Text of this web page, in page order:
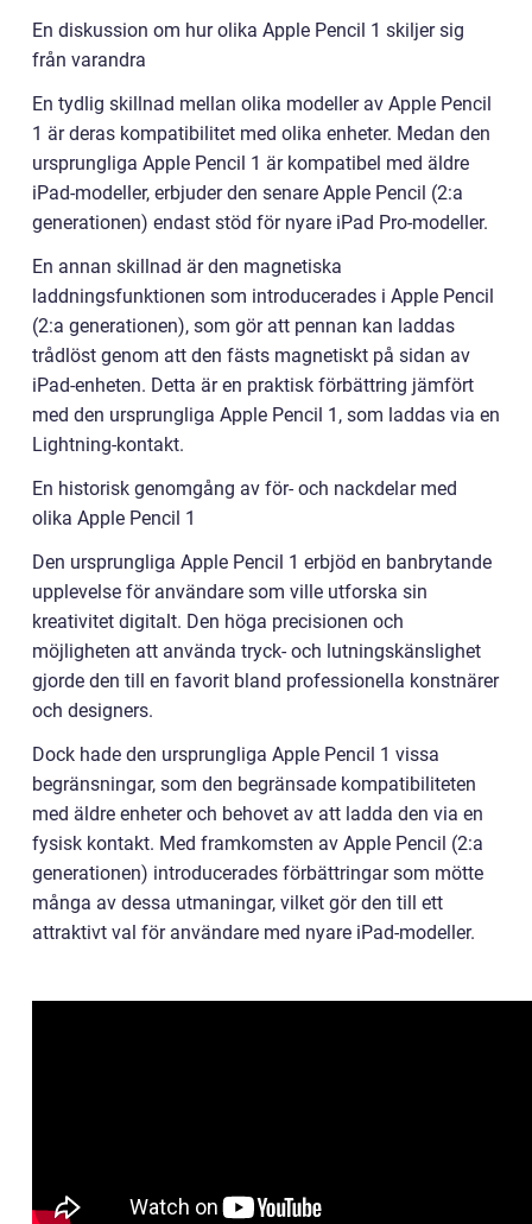
En diskussion om hur olika Apple Pencil 1 skiljer sig
från varandra
En tydlig skillnad mellan olika modeller av Apple Pencil
1 är deras kompatibilitet med olika enheter. Medan den
ursprungliga Apple Pencil 1 är kompatibel med äldre
iPad-modeller, erbjuder den senare Apple Pencil (2:a
generationen) endast stöd för nyare iPad Pro-modeller.
En annan skillnad är den magnetiska
laddningsfunktionen som introducerades i Apple Pencil
(2:a generationen), som gör att pennan kan laddas
trådlöst genom att den fästs magnetiskt på sidan av
iPad-enheten. Detta är en praktisk förbättring jämfört
med den ursprungliga Apple Pencil 1, som laddas via en
Lightning-kontakt.
En historisk genomgång av för- och nackdelar med
olika Apple Pencil 1
Den ursprungliga Apple Pencil 1 erbjöd en banbrytande
upplevelse för användare som ville utforska sin
kreativitet digitalt. Den höga precisionen och
möjligheten att använda tryck- och lutningskänslighet
gjorde den till en favorit bland professionella konstnärer
och designers.
Dock hade den ursprungliga Apple Pencil 1 vissa
begränsningar, som den begränsade kompatibiliteten
med äldre enheter och behovet av att ladda den via en
fysisk kontakt. Med framkomsten av Apple Pencil (2:a
generationen) introducerades förbättringar som mötte
många av dessa utmaningar, vilket gör den till ett
attraktivt val för användare med nyare iPad-modeller.